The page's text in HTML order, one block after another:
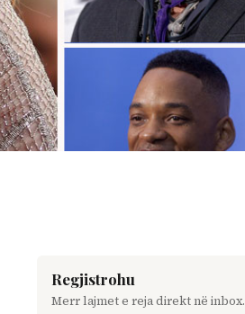
Regjistrohu
Merr lajmet e reja direkt në inbox.